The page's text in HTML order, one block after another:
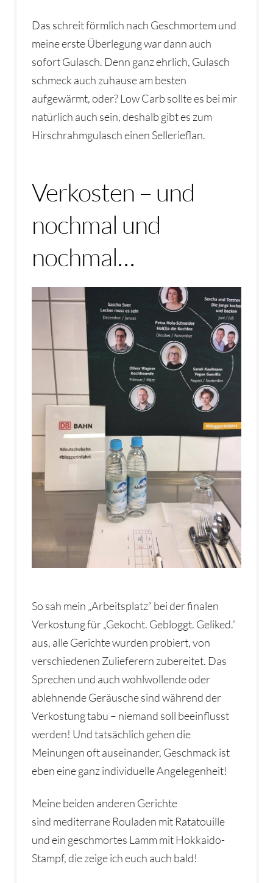
Das schreit förmlich nach Geschmortem und
meine erste Überlegung war dann auch
sofort Gulasch. Denn ganz ehrlich, Gulasch
schmeck auch zuhause am besten
aufgewärmt, oder? Low Carb sollte es bei mir
natürlich auch sein, deshalb gibt es zum
Hirschrahmgulasch einen Sellerieflan.
Verkosten – und
nochmal und
nochmal…
So sah mein „Arbeitsplatz“ bei der finalen
Verkostung für „Gekocht. Gebloggt. Geliked.“
aus, alle Gerichte wurden probiert, von
verschiedenen Zulieferern zubereitet. Das
Sprechen und auch wohlwollende oder
ablehnende Geräusche sind während der
Verkostung tabu – niemand soll beeinflusst
werden! Und tatsächlich gehen die
Meinungen oft auseinander, Geschmack ist
eben eine ganz individuelle Angelegenheit!
Meine beiden anderen Gerichte
sind mediterrane Rouladen mit Ratatouille
und ein geschmortes Lamm mit Hokkaido-
Stampf, die zeige ich euch auch bald!